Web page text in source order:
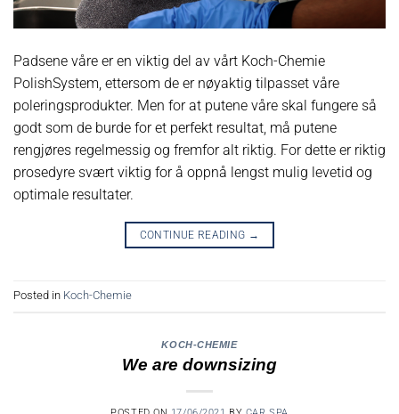
Padsene våre er en viktig del av vårt Koch-Chemie
PolishSystem, ettersom de er nøyaktig tilpasset våre
poleringsprodukter. Men for at putene våre skal fungere så
godt som de burde for et perfekt resultat, må putene
rengjøres regelmessig og fremfor alt riktig. For dette er riktig
prosedyre svært viktig for å oppnå lengst mulig levetid og
optimale resultater.
CONTINUE READING →
Posted in Koch-Chemie
KOCH-CHEMIE
We are downsizing